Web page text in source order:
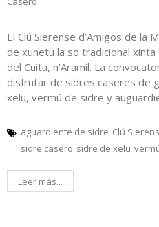
El Clú Sierense d’Amigos de la
de xunetu la so tradicional xinta
del Cuitu, n’Aramil. La
disfrutar de sidres caseres de
xelu, vermú de sidre y
aguardiente de sidre Clú
sidre casero sidre de xelu
Leer más...